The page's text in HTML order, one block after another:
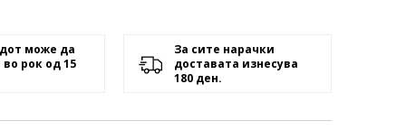
може да
во рок од 15
За сите нарачки
доставата изнесува
180 ден.